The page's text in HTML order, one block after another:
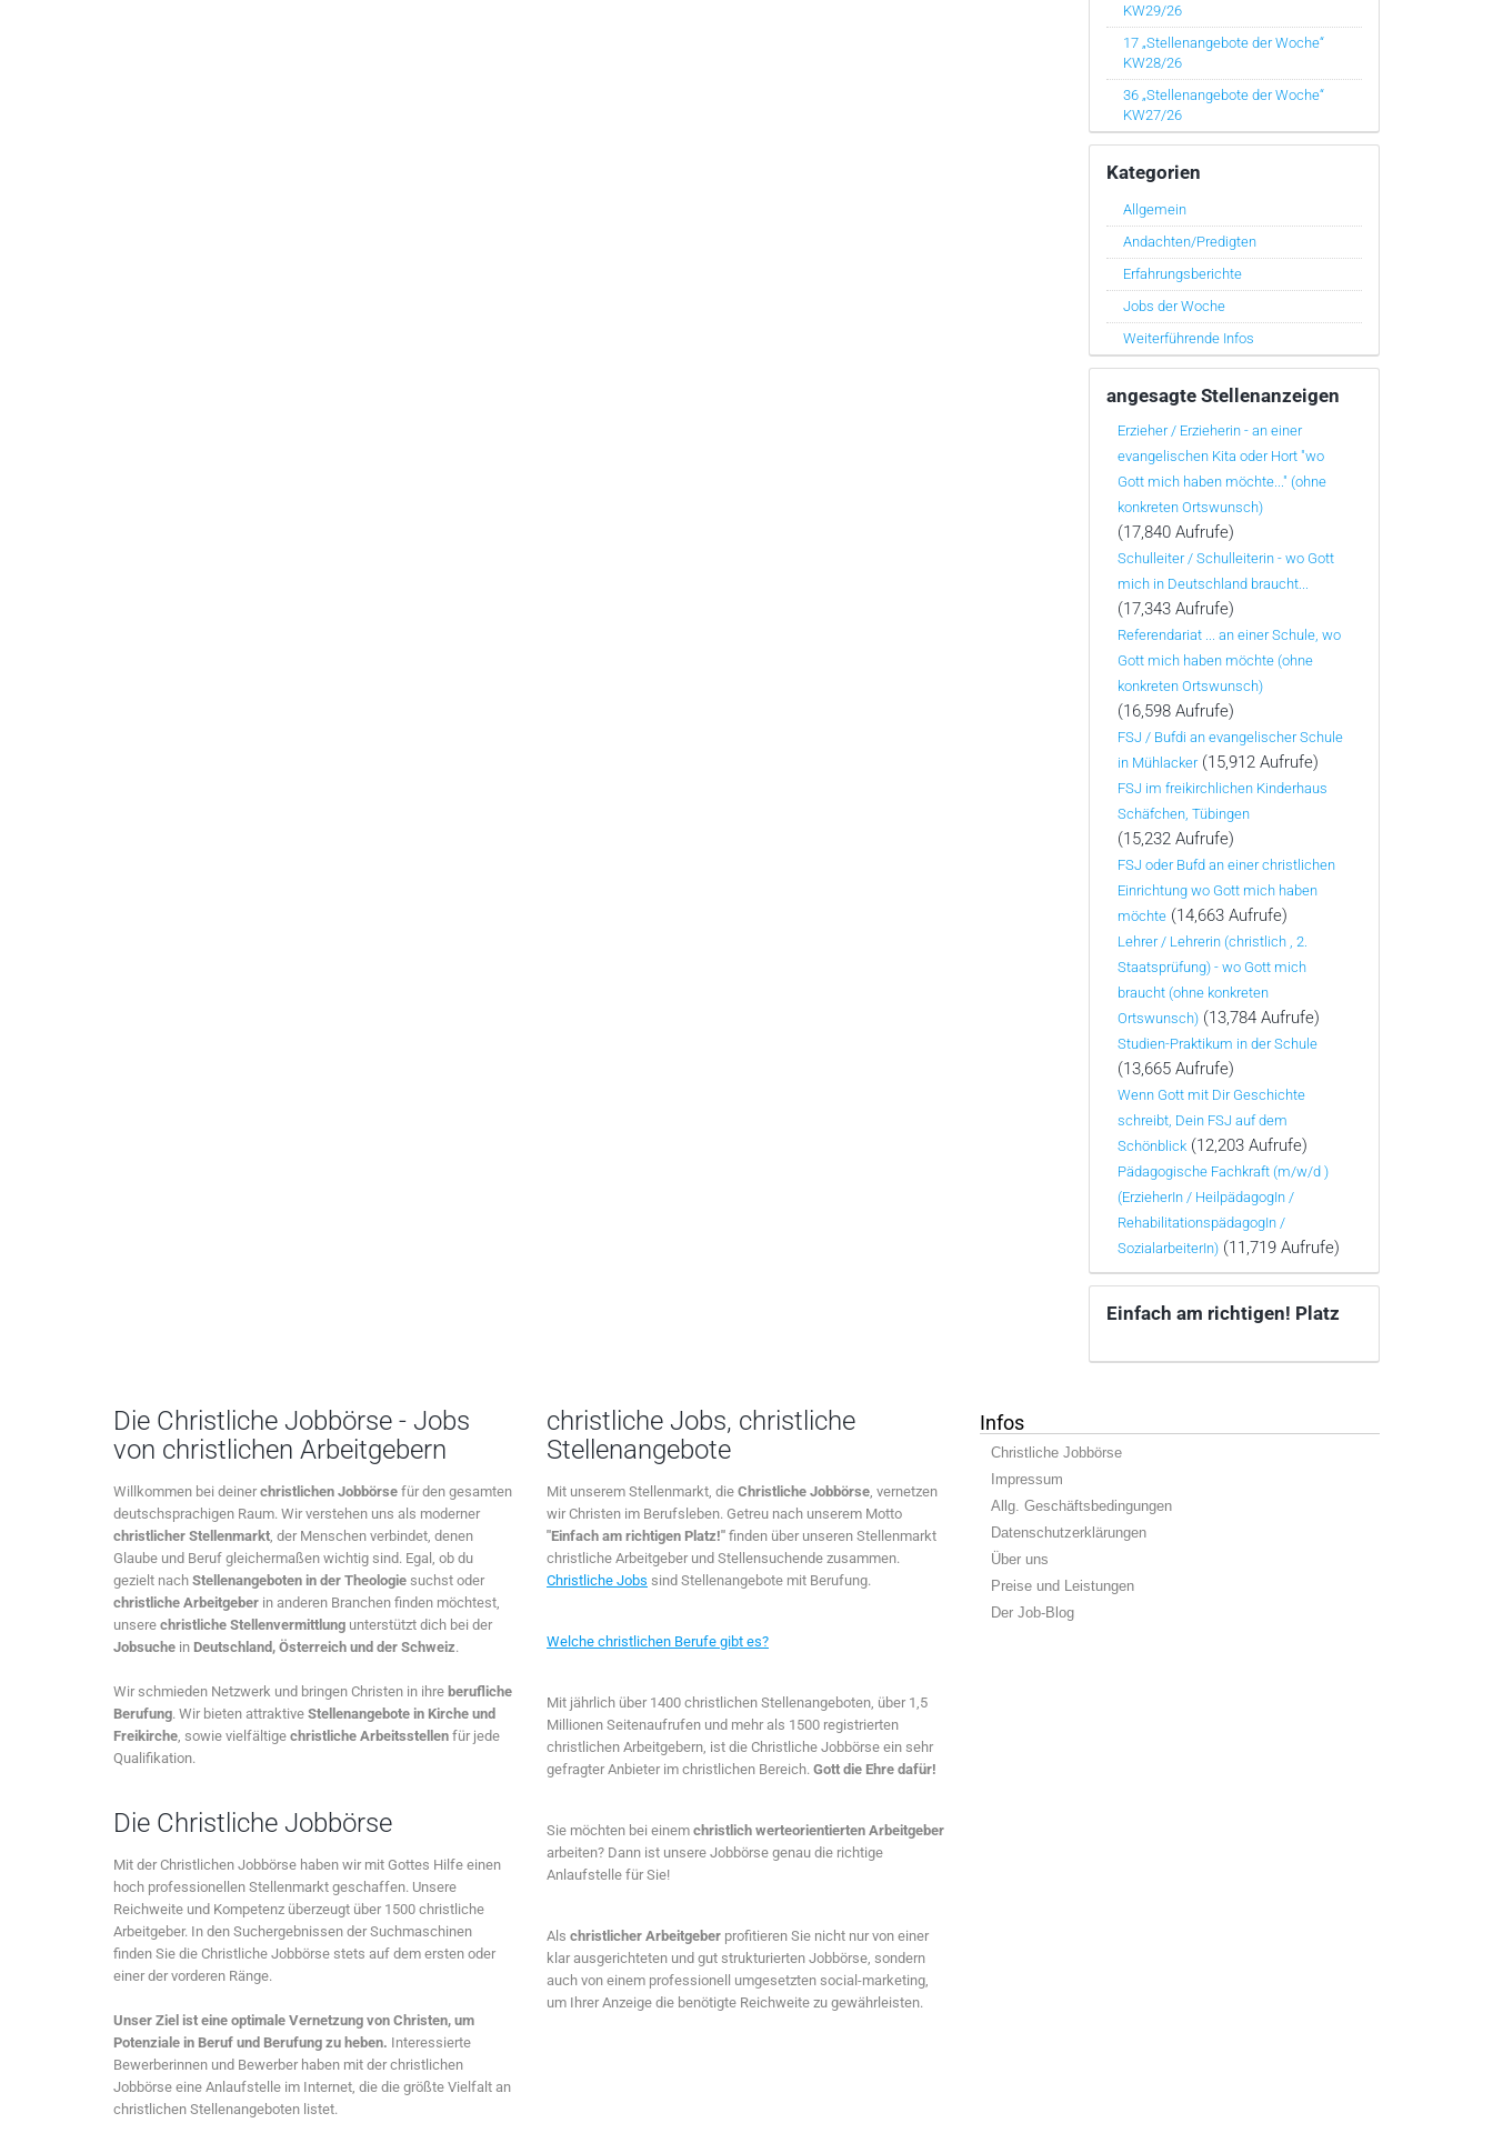
KW29/26
17 „Stellenangebote der Woche“
KW28/26
36 „Stellenangebote der Woche“
KW27/26
Kategorien
Allgemein
Andachten/Predigten
Erfahrungsberichte
Jobs der Woche
Weiterführende Infos
angesagte Stellenanzeigen
Erzieher / Erzieherin - an einer
evangelischen Kita oder Hort "wo
Gott mich haben möchte..." (ohne
konkreten Ortswunsch)
(17,840 Aufrufe)
Schulleiter / Schulleiterin - wo Gott
mich in Deutschland braucht...
(17,343 Aufrufe)
Referendariat ... an einer Schule, wo
Gott mich haben möchte (ohne
konkreten Ortswunsch)
(16,598 Aufrufe)
FSJ / Bufdi an evangelischer Schule
in Mühlacker(15,912 Aufrufe)
FSJ im freikirchlichen Kinderhaus
Schäfchen, Tübingen
(15,232 Aufrufe)
FSJ oder Bufd an einer christlichen
Einrichtung wo Gott mich haben
möchte(14,663 Aufrufe)
Lehrer / Lehrerin (christlich , 2.
Staatsprüfung) - wo Gott mich
braucht (ohne konkreten
Ortswunsch)(13,784 Aufrufe)
Studien-Praktikum in der Schule
(13,665 Aufrufe)
Wenn Gott mit Dir Geschichte
schreibt, Dein FSJ auf dem
Schönblick(12,203 Aufrufe)
Pädagogische Fachkraft (m/w/d )
(ErzieherIn / HeilpädagogIn /
RehabilitationspädagogIn /
SozialarbeiterIn)(11,719 Aufrufe)
Einfach am richtigen! Platz
Die Christliche Jobbörse - Jobs
von christlichen Arbeitgebern
Willkommen bei deinerchristlichen Jobbörse für den gesamten
deutschsprachigen Raum. Wir verstehen uns als moderner
christlicher Stellenmarkt , der Menschen verbindet, denen
Glaube und Beruf gleichermaßen wichtig sind. Egal, ob du
gezielt nach Stellenangeboten in der Theologie suchst oder
christliche Arbeitgeber in anderen Branchen finden möchtest,
unsere christliche Stellenvermittlung unterstützt dich bei der
Jobsuche in Deutschland, Österreich und der Schweiz.
Wir schmieden Netzwerk und bringen Christen in ihre berufliche
Berufung. Wir bieten attraktive Stellenangebote in Kirche und
Freikirche , sowie vielfältige christliche Arbeitsstellen für jede
Qualifikation.
Die Christliche Jobbörse
Mit der Christlichen Jobbörse haben wir mit Gottes Hilfe einen
hoch professionellen Stellenmarkt geschaffen. Unsere
Reichweite und Kompetenz überzeugt über 1500 christliche
Arbeitgeber. In den Suchergebnissen der Suchmaschinen
finden Sie die Christliche Jobbörse stets auf dem ersten oder
einer der vorderen Ränge.
Unser Ziel ist eine optimale Vernetzung von Christen, um
Potenziale in Beruf und Berufung zu heben. Interessierte
Bewerberinnen und Bewerber haben mit der christlichen
Jobbörse eine Anlaufstelle im Internet, die die größte Vielfalt an
christlichen Stellenangeboten listet.
christliche Jobs, christliche
Stellenangebote
Mit unserem Stellenmarkt, die Christliche Jobbörse , vernetzen
wir Christen im Berufsleben. Getreu nach unserem Motto
"Einfach am richtigen Platz!" finden über unseren Stellenmarkt
christliche Arbeitgeber und Stellensuchende zusammen.
Christliche Jobs sind Stellenangebote mit Berufung.
Welche christlichen Berufe gibt es?
Mit jährlich über 1400 christlichen Stellenangeboten, über 1,5
Millionen Seitenaufrufen und mehr als 1500 registrierten
christlichen Arbeitgebern, ist die Christliche Jobbörse ein sehr
gefragter Anbieter im christlichen Bereich. Gott die Ehre dafür!
Sie möchten bei einem christlich werteorientierten Arbeitgeber
arbeiten? Dann ist unsere Jobbörse genau die richtige
Anlaufstelle für Sie!
Als christlicher Arbeitgeber profitieren Sie nicht nur von einer
klar ausgerichteten und gut strukturierten Jobbörse, sondern
auch von einem professionell umgesetzten social-marketing,
um Ihrer Anzeige die benötigte Reichweite zu gewährleisten.
Infos
Christliche Jobbörse
Impressum
Allg. Geschäftsbedingungen
Datenschutzerklärungen
Über uns
Preise und Leistungen
Der Job-Blog